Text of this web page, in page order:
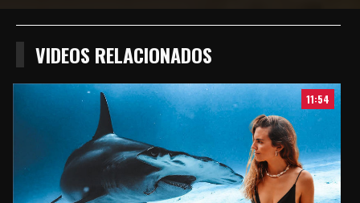
VIDEOS RELACIONADOS
11:54